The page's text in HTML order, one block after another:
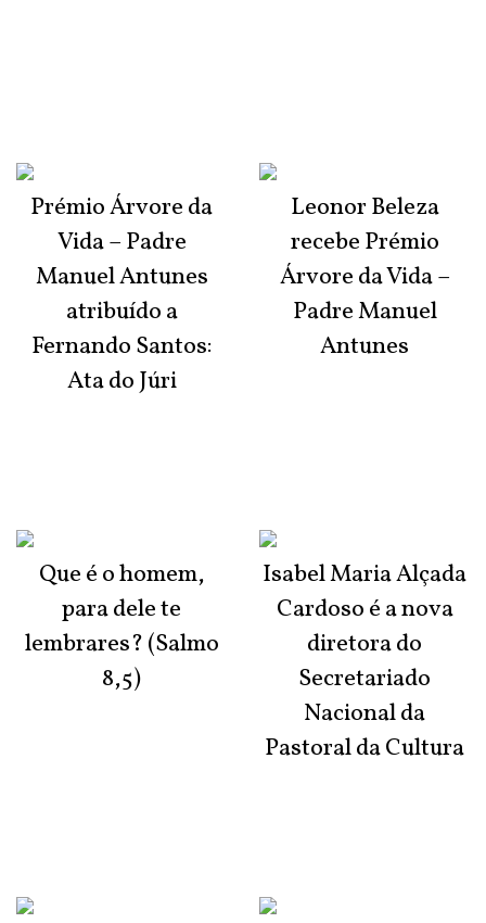
Prémio Árvore da
Vida – Padre
Manuel Antunes
atribuído a
Fernando Santos:
Ata do Júri
Que é o homem,
para dele te
lembrares? (Salmo
8,5)
Leonor Beleza
recebe Prémio
Árvore da Vida –
Padre Manuel
Antunes
Isabel Maria Alçada
Cardoso é a nova
diretora do
Secretariado
Nacional da
Pastoral da Cultura